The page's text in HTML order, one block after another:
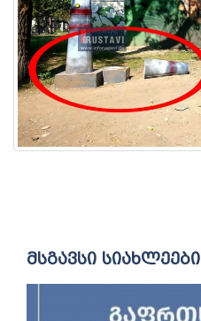
მსგავსი სიახლეები